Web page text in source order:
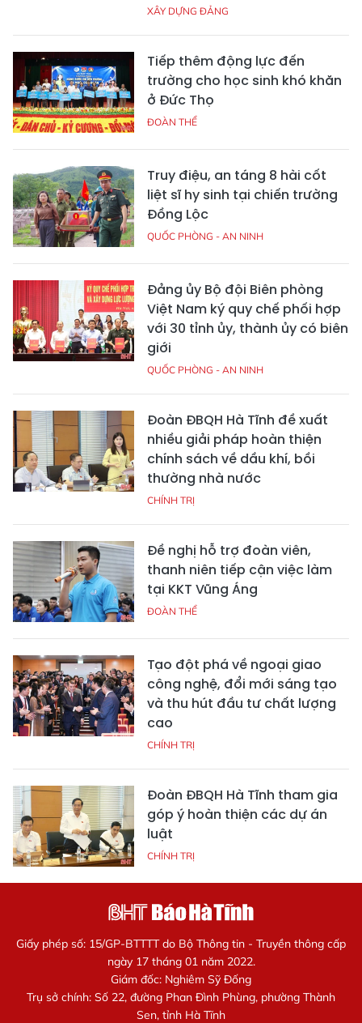
XÂY DỰNG ĐẢNG
Tiếp thêm động lực đến
trường cho học sinh khó khăn
ở Đức Thọ
ĐOÀN THỂ
Truy điệu, an táng 8 hài cốt
liệt sĩ hy sinh tại chiến trường
Đồng Lộc
QUỐC PHÒNG - AN NINH
Đảng ủy Bộ đội Biên phòng
Việt Nam ký quy chế phối hợp
với 30 tỉnh ủy, thành ủy có biên
giới
QUỐC PHÒNG - AN NINH
Đoàn ĐBQH Hà Tĩnh đề xuất
nhiều giải pháp hoàn thiện
chính sách về dầu khí, bồi
thường nhà nước
CHÍNH TRỊ
Đề nghị hỗ trợ đoàn viên,
thanh niên tiếp cận việc làm
tại KKT Vũng Áng
ĐOÀN THỂ
Tạo đột phá về ngoại giao
công nghệ, đổi mới sáng tạo
và thu hút đầu tư chất lượng
cao
CHÍNH TRỊ
Đoàn ĐBQH Hà Tĩnh tham gia
góp ý hoàn thiện các dự án
luật
CHÍNH TRỊ
Giấy phép số: 15/GP-BTTTT do Bộ Thông tin - Truyền thông cấp
ngày 17 tháng 01 năm 2022.
Giám đốc: Nghiêm Sỹ Đống
Trụ sở chính: Số 22, đường Phan Đình Phùng, phường Thành
Sen, tỉnh Hà Tĩnh